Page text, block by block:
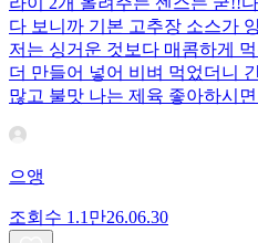
다 보니까 기본 고추장 소스가
저는 싱거운 것보다 매콤하게
더 만들어 넣어 비벼 먹었더니
많고 불맛 나는 제육 좋아하시
으앵
조회수 1.1만26.06.30